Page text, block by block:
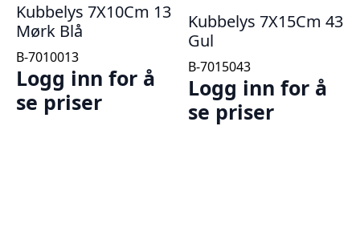
Kubbelys 7X10Cm 13
Mørk Blå
B-7010013
Logg inn for å
se priser
Kubbelys 7X15Cm 43
Gul
B-7015043
Logg inn for å
se priser